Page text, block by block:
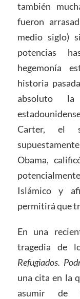
también
fueron
medio siglo)
potencias
hegemonía
historia
absoluto
Carter, el
Obama,
Islámico y
permitirá que
En una
tragedia de
Refugiados.
una cita en la
asumir de